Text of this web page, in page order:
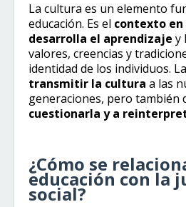
La cultura es un elemento
educación. Es el contexto en
desarrolla el aprendizaje y
valores, creencias y
identidad de los individuos.
transmitir la cultura a las
generaciones, pero también
cuestionarla y a
¿Cómo se
educación con la
social?